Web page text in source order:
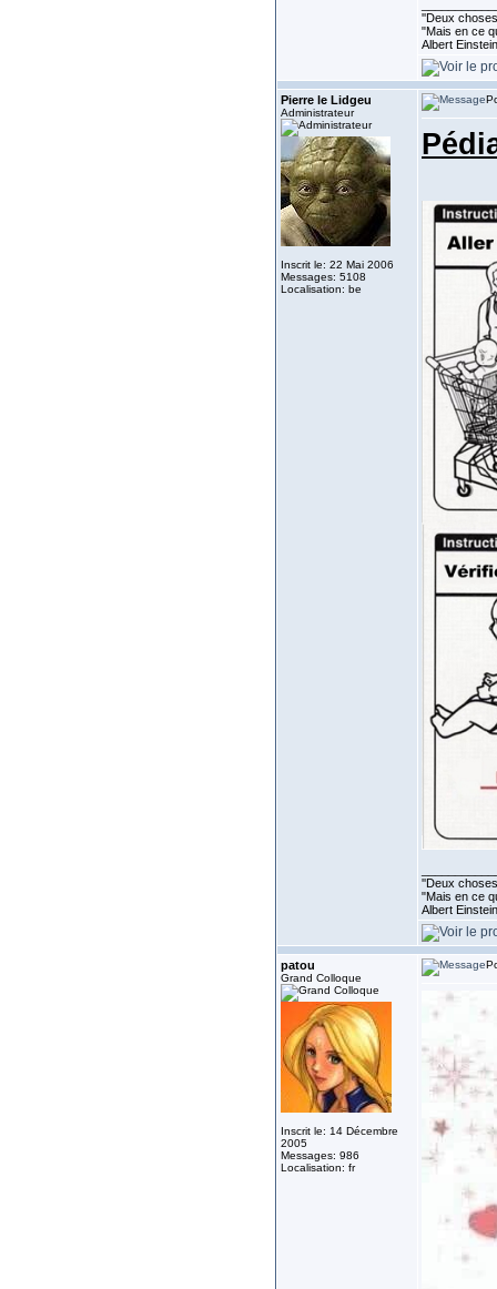
''Deux
"Mais en ce
Albert
Pierre le Lidgeu
Administrateur
Inscrit le: 22 Mai 2006
Messages: 5108
Localisation: be
''Deux
"Mais en ce
Albert
patou
Grand Colloque
Inscrit le: 14 Décembre
2005
Messages: 986
Localisation: fr